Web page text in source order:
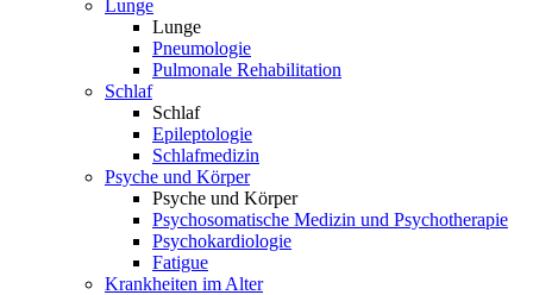
Lunge
Lunge
Pneumologie
Pulmonale Rehabilitation
Schlaf
Schlaf
Epileptologie
Schlafmedizin
Psyche und Körper
Psyche und Körper
Psychosomatische Medizin und Psychotherapie
Psychokardiologie
Fatigue
Krankheiten im Alter